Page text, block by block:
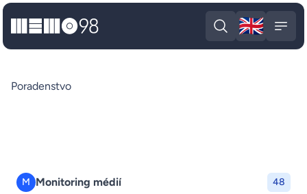
MEMO98
Open search
🇬🇧
M Monitoring médií 48
Poradenstvo